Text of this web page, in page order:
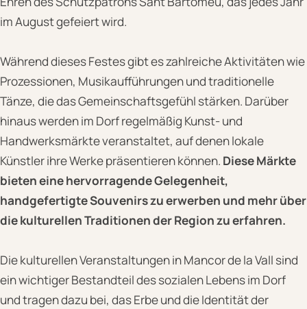
im August gefeiert wird.
Während dieses Festes gibt es zahlreiche Aktivitäten wie
Prozessionen, Musikaufführungen und traditionelle
Tänze, die das Gemeinschaftsgefühl stärken. Darüber
hinaus werden im Dorf regelmäßig Kunst- und
Handwerksmärkte veranstaltet, auf denen lokale
Künstler ihre Werke präsentieren können. Diese Märkte
bieten eine hervorragende Gelegenheit,
handgefertigte Souvenirs zu erwerben und mehr über
die kulturellen Traditionen der Region zu erfahren.
Die kulturellen Veranstaltungen in Mancor de la Vall sind
ein wichtiger Bestandteil des sozialen Lebens im Dorf
und tragen dazu bei, das Erbe und die Identität der